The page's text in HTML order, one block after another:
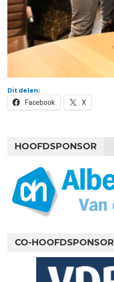
Dit delen:
Facebook X
HOOFDSPONSOR
CO-HOOFDSPONSOR